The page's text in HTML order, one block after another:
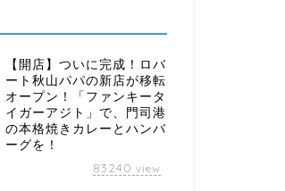
【開店】ついに完成！ロバ
ート秋山パパの新店が移転
オープン！「ファンキータ
イガーアジト」で、門司港
の本格焼きカレーとハンバ
ーグを！
83240 view